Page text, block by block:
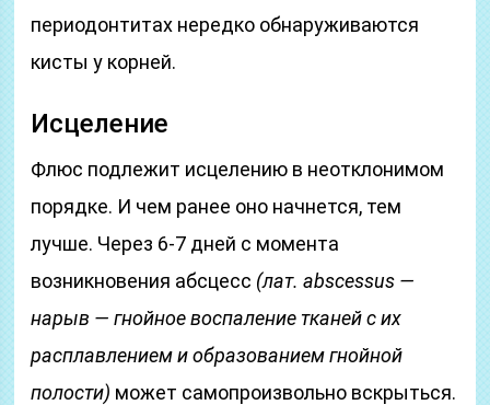
периодонтитах нередко обнаруживаются
кисты у корней.
Исцеление
Флюс подлежит исцелению в неотклонимом
порядке. И чем ранее оно начнется, тем
лучше. Через 6-7 дней с момента
возникновения абсцесс (лат. abscessus —
нарыв — гнойное воспаление тканей с их
расплавлением и образованием гнойной
полости) может самопроизвольно вскрыться.